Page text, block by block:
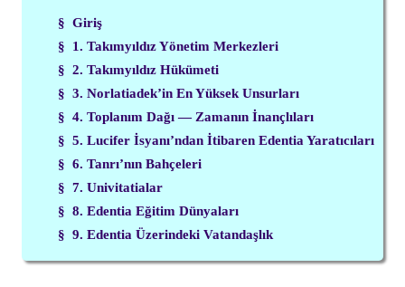
§ Giriş
§ 1. Takımyıldız Yönetim Merkezleri
§ 2. Takımyıldız Hükümeti
§ 3. Norlatiadek’in En Yüksek Unsurları
§ 4. Toplanım Dağı — Zamanın İnançlıları
§ 5. Lucifer İsyanı’ndan İtibaren Edentia Yaratıcıları
§ 6. Tanrı’nın Bahçeleri
§ 7. Univitatialar
§ 8. Edentia Eğitim Dünyaları
§ 9. Edentia Üzerindeki Vatandaşlık